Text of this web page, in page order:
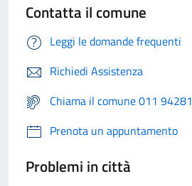
Contatta il comune
Leggi le domande frequenti
Richiedi Assistenza
Chiama il comune 011 94281
Prenota un appuntamento
Problemi in città